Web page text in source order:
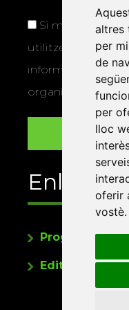
altres
per
de
per
lloc
oferir
vostè.
Si marqueu
utilitzem les
informació sobre
organitza la Xarxa
Enllaços
Programa de
Editorials